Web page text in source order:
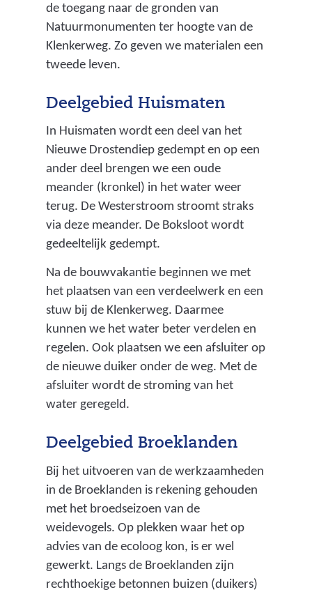
de toegang naar de gronden van
Natuurmonumenten ter hoogte van de
Klenkerweg. Zo geven we materialen een
tweede leven.
Deelgebied Huismaten
In Huismaten wordt een deel van het
Nieuwe Drostendiep gedempt en op een
ander deel brengen we een oude
meander (kronkel) in het water weer
terug. De Westerstroom stroomt straks
via deze meander. De Boksloot wordt
gedeeltelijk gedempt.
Na de bouwvakantie beginnen we met
het plaatsen van een verdeelwerk en een
stuw bij de Klenkerweg. Daarmee
kunnen we het water beter verdelen en
regelen. Ook plaatsen we een afsluiter op
de nieuwe duiker onder de weg. Met de
afsluiter wordt de stroming van het
water geregeld.
Deelgebied Broeklanden
Bij het uitvoeren van de werkzaamheden
in de Broeklanden is rekening gehouden
met het broedseizoen van de
weidevogels. Op plekken waar het op
advies van de ecoloog kon, is er wel
gewerkt. Langs de Broeklanden zijn
rechthoekige betonnen buizen (duikers)